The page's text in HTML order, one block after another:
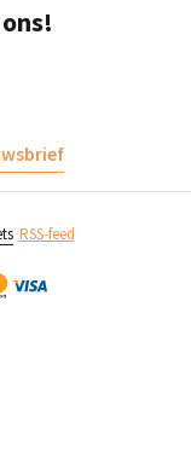
RSS-feed